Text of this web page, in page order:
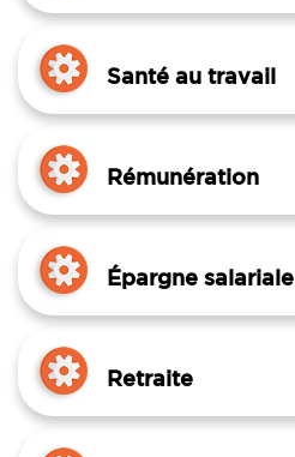
Santé au travail
Rémunération
Épargne salariale
Retraite